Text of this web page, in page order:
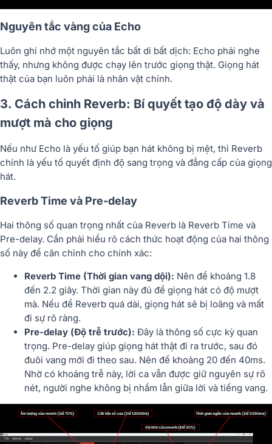
Nguyên tắc vàng của Echo
Luôn ghi nhớ một nguyên tắc bất di bất dịch: Echo phải nghe
thấy, nhưng không được chạy lên trước giọng thật. Giọng hát
thật của bạn luôn phải là nhân vật chính.
3. Cách chỉnh Reverb: Bí quyết tạo độ dày và
mượt mà cho giọng
Nếu như Echo là yếu tố giúp bạn hát không bị mệt, thì Reverb
chính là yếu tố quyết định độ sang trọng và đẳng cấp của giọng
hát.
Reverb Time và Pre-delay
Hai thông số quan trọng nhất của Reverb là Reverb Time và
Pre-delay. Cần phải hiểu rõ cách thức hoạt động của hai thông
số này để căn chỉnh cho chính xác:
Reverb Time (Thời gian vang dội): Nên để khoảng 1.8
đến 2.2 giây. Thời gian này đủ để giọng hát có độ mượt
mà. Nếu để Reverb quá dài, giọng hát sẽ bị loãng và mất
đi sự rõ ràng.
Pre-delay (Độ trễ trước): Đây là thông số cực kỳ quan
trọng. Pre-delay giúp giọng hát thật đi ra trước, sau đó
đuôi vang mới đi theo sau. Nên để khoảng 20 đến 40ms.
Nhờ có khoảng trễ này, lời ca vẫn được giữ nguyên sự rõ
nét, người nghe không bị nhầm lẫn giữa lời và tiếng vang.